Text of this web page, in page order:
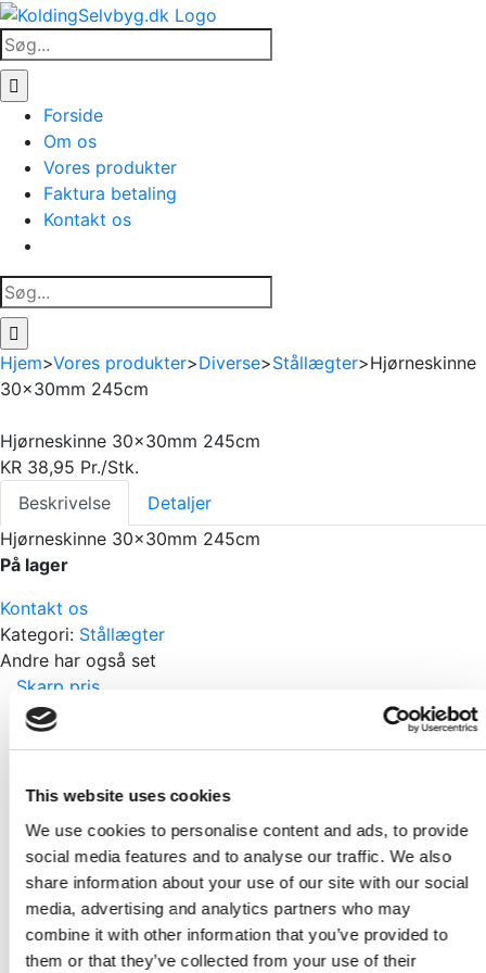
This website uses cookies
We use cookies to personalise content and ads, to provide
social media features and to analyse our traffic. We also
share information about your use of our site with our social
media, advertising and analytics partners who may
combine it with other information that you’ve provided to
them or that they’ve collected from your use of their
Skip
to
content
Søg
efter:
Forside
Om os
Vores produkter
Faktura betaling
Kontakt os
Søg
efter:
Hjem>Vores produkter>Diverse>Stållægter>Hjørneskinne
30x30mm 245cm
Hjørneskinne 30x30mm 245cm
KR 38,95 Pr./Stk.
Beskrivelse
Detaljer
Hjørneskinne 30x30mm 245cm
På lager
Kontakt os
Kategori: Stållægter
Andre har også set
Skarp pris
Stållægter R70 248cm
KR48,95
Skarp pris
Stålskinne top/bund SKP70 248cm
Pr./Stk.
KR64,95